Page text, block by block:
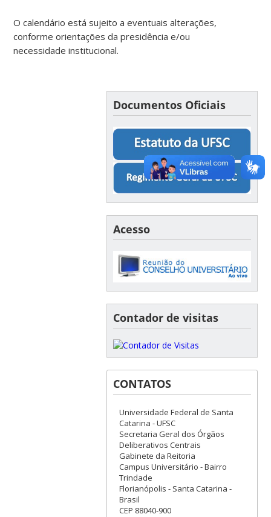
O calendário está sujeito a eventuais alterações,
conforme orientações da presidência e/ou
necessidade institucional.
Documentos Oficiais
Acesso
Contador de visitas
CONTATOS
Universidade Federal de Santa
Catarina - UFSC
Secretaria Geral dos Órgãos
Deliberativos Centrais
Gabinete da Reitoria
Campus Universitário - Bairro
Trindade
Florianópolis - Santa Catarina -
Brasil
CEP 88040-900